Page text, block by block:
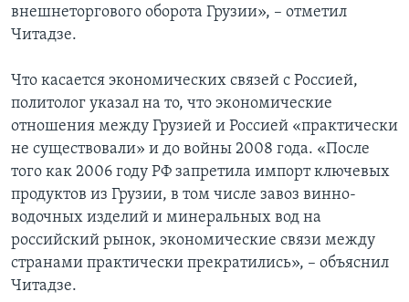
внешнеторгового оборота Грузии», – отметил
Читадзе.
Что касается экономических связей с Россией,
политолог указал на то, что экономические
отношения между Грузией и Россией «практически
не существовали» и до войны 2008 года. «После
того как 2006 году РФ запретила импорт ключевых
продуктов из Грузии, в том числе завоз винно-
водочных изделий и минеральных вод на
российский рынок, экономические связи между
странами практически прекратились», – объяснил
Читадзе.